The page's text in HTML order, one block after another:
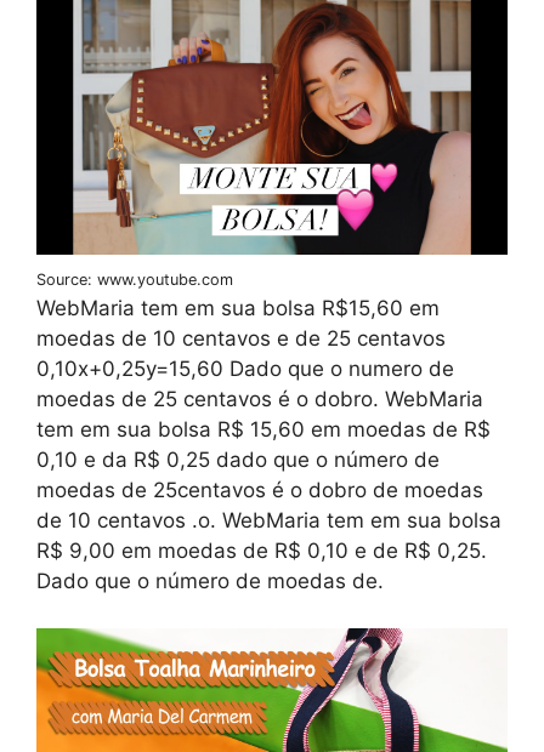
Source: www.youtube.com
WebMaria tem em sua bolsa R$15,60 em
moedas de 10 centavos e de 25 centavos
0,10x+0,25y=15,60 Dado que o numero de
moedas de 25 centavos é o dobro. WebMaria
tem em sua bolsa R$ 15,60 em moedas de R$
0,10 e da R$ 0,25 dado que o número de
moedas de 25centavos é o dobro de moedas
de 10 centavos .o. WebMaria tem em sua bolsa
R$ 9,00 em moedas de R$ 0,10 e de R$ 0,25.
Dado que o número de moedas de.